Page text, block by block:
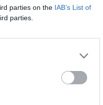
parties on the IAB’s List of
parties.
di
scrive